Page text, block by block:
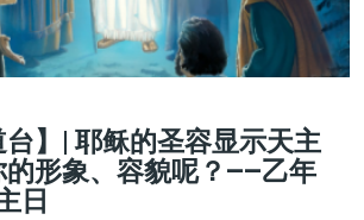
台】| 耶稣的圣容显示天主
的形象、容貌呢？——乙年
日